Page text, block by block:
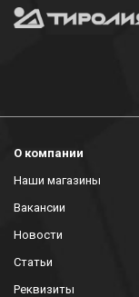
О компании
Наши магазины
Вакансии
Новости
Статьи
Реквизиты